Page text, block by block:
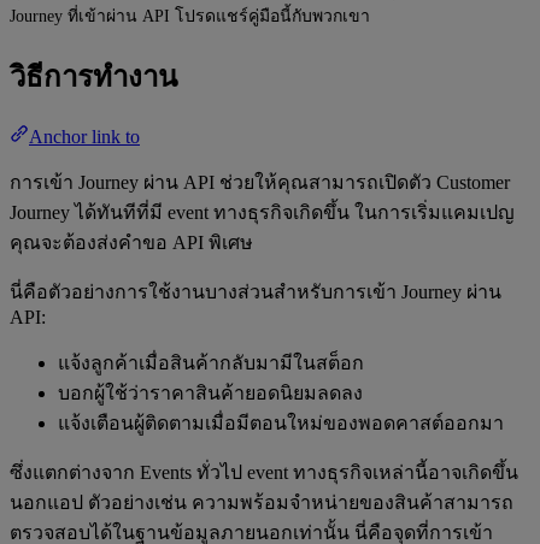
Journey ที่เข้าผ่าน API โปรดแชร์คู่มือนี้กับพวกเขา
วิธีการทำงาน
Anchor link to
การเข้า Journey ผ่าน API ช่วยให้คุณสามารถเปิดตัว Customer
Journey ได้ทันทีที่มี event ทางธุรกิจเกิดขึ้น ในการเริ่มแคมเปญ
คุณจะต้องส่งคำขอ API พิเศษ
นี่คือตัวอย่างการใช้งานบางส่วนสำหรับการเข้า Journey ผ่าน
API:
แจ้งลูกค้าเมื่อสินค้ากลับมามีในสต็อก
บอกผู้ใช้ว่าราคาสินค้ายอดนิยมลดลง
แจ้งเตือนผู้ติดตามเมื่อมีตอนใหม่ของพอดคาสต์ออกมา
ซึ่งแตกต่างจาก Events ทั่วไป event ทางธุรกิจเหล่านี้อาจเกิดขึ้น
นอกแอป ตัวอย่างเช่น ความพร้อมจำหน่ายของสินค้าสามารถ
ตรวจสอบได้ในฐานข้อมูลภายนอกเท่านั้น นี่คือจุดที่การเข้า